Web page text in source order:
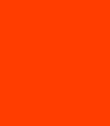
al canvi
impacta en la
a tothom per
escolars.
climàtic